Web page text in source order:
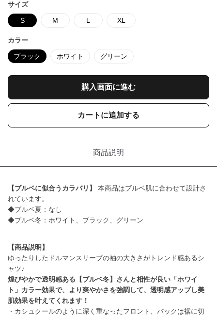
サイズ
S M L XL
カラー
ブラック ホワイト グリーン
購入画面に進む
カートに追加する
商品説明
【ブルベに似合うカラバリ】
本商品はブルベ肌に合わせて設計さ
れています。
◆ブルベ夏：なし
◆ブルベ冬：ホワイト、ブラック、グリーン
【商品説明】
ゆったりしたドルマンスリーブの袖の大きさがトレンド感あるシ
煌びやかで透明感ある【ブルベ冬】さんと相性が良い「ホワイ
ト」カラー効果で、より爽やかさを強調して、透明感アップし美
肌効果を叶えてくれます！
・カシュクールのように深く重なったフロント、バックは裾に切